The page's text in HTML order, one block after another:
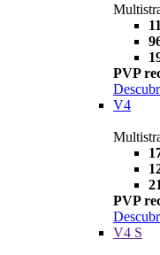
PVP
V4
PVP
V4 S